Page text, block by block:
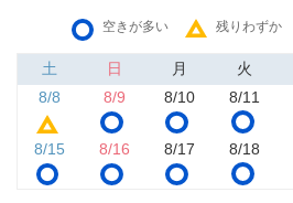
空きが多い 残りわずか
土 日 月 火
8/8
8/9 8/10 8/11
8/15 8/16 8/17 8/18